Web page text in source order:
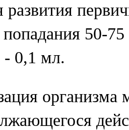
развития
попадания 50-
- 0,1 мл.
организма